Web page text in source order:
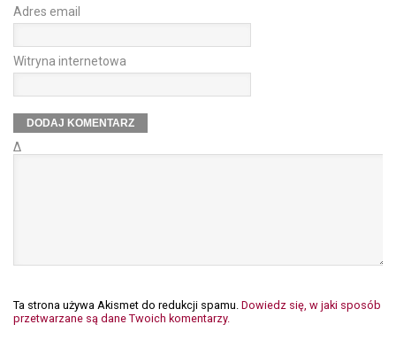
Adres email
Witryna internetowa
Δ
Ta strona używa Akismet do redukcji spamu. Dowiedz się, w jaki sposób
przetwarzane są dane Twoich komentarzy.